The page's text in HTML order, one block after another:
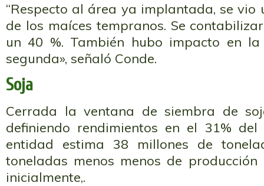
“Respecto al área ya implantada, se
de los maíces tempranos. Se
un 40 %. También hubo impacto en
segunda», señaló Conde.
Soja
Cerrada la ventana de siembra de
definiendo rendimientos en el 31%
entidad estima 38 millones de
toneladas menos menos de
inicialmente,.